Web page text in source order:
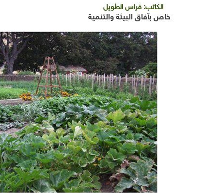
الكاتب: فراس الطويل
خاص بآفاق البيئة والتنمية